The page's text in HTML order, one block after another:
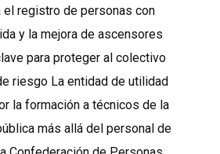
el registro de personas con
y la mejora de ascensores
para proteger al colectivo
riesgo La entidad de utilidad
la formación a técnicos de la
más allá del personal de